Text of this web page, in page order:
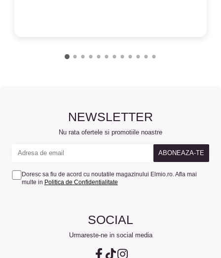
NEWSLETTER
Nu rata ofertele si promotiile noastre
Doresc sa fiu de acord cu noutatile magazinului Elmio.ro. Afla mai
multe in Politica de Confidentialitate
SOCIAL
Urmareste-ne in social media